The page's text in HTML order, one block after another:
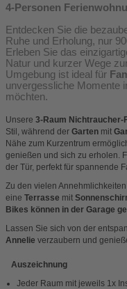
4-Personen
Entdecken Sie die
Ruhe und Erholung, nur
Erleben Sie das
Natur und kurzer Wege
Umgebung ist ideal für
unvergessliche Momente
möchten.
Unsere 3-Raum Nichtraucher-
Stil, während der Garten mit
Nähe zum Kurzentrum
genießen und sich zu erholen.
der Tür, perfekt für spannende
Zu den vielen
eine Terrasse mit
Bikes können in der Garage
Lassen Sie sich von der
Annelie verzaubern und
Auszeichnung
Jeder Raum mit jeweils 1x